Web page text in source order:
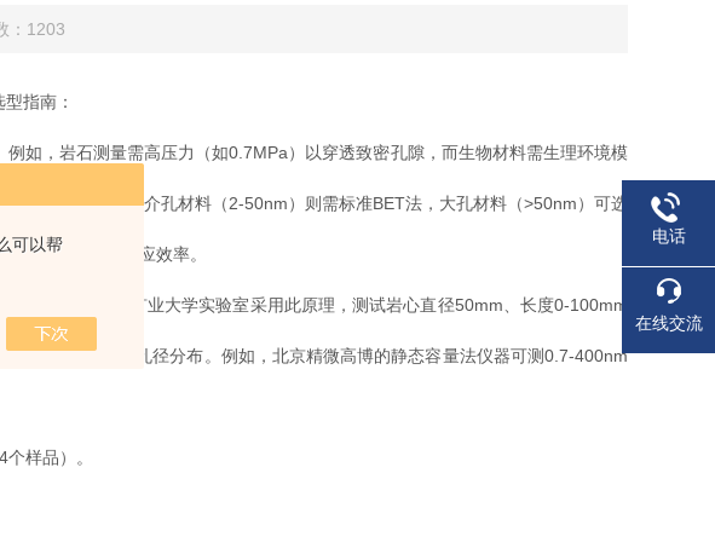
可以帮
：1203
指南：
，岩石测量需高压力（如0.7MPa）以穿透致密孔隙，而生物材料需生理环境模
），介孔材料（2-50nm）则需标准BET法，大孔材料（>50nm）可选
内，否则影响反应效率。
例如，中国矿业大学实验室采用此原理，测试岩心直径50mm、长度0-100mm
算比表面积和孔径分布。例如，北京精微高博的静态容量法仪器可测0.7-400nm
样品）。
电话
在线交流